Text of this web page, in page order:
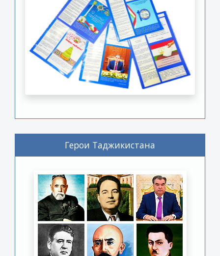
Герои Таджикистана